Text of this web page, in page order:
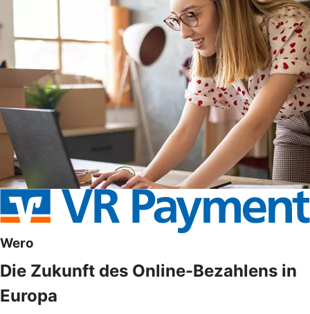
Wero
Die Zukunft des Online-Bezahlens in
Europa